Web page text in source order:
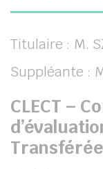
Titulaire : M.
CLECT –